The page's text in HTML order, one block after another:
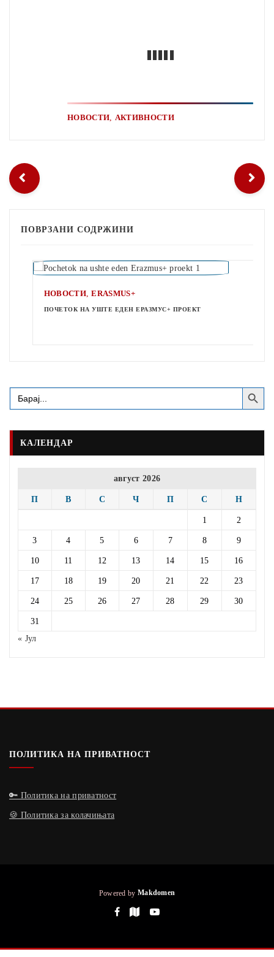
НОВОСТИ АКТИВНОСТИ
ПОВРЗАНИ СОДРЖИНИ
НОВОСТИ,ERASMUS+
ПОЧЕТОК НА УШТЕ ЕДЕН ЕРАЗМУС+ ПРОЕКТ
Search
for:
Search Button
КАЛЕНДАР
август 2026
П В С Ч П С Н
1 2
3 4 5 6 7 8 9
10 11 12 13 14 15 16
17 18 19 20 21 22 23
24 25 26 27 28 29 30
31
« Јул
ПОЛИТИКА НА ПРИВАТНОСТ
🔑 Политика на приватност
🍪 Политика за колачињата
Powered by Makdomen